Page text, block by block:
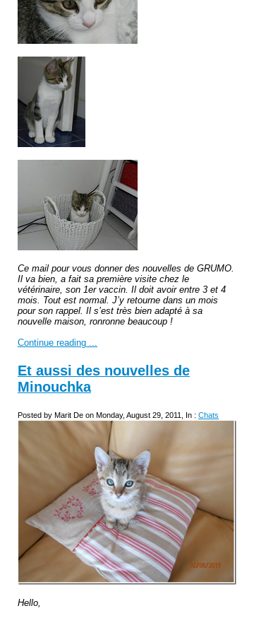
Ce mail pour vous donner des nouvelles de GRUMO.
Il va bien, a fait sa première visite chez le
vétérinaire, son 1er vaccin. Il doit avoir entre 3 et 4
mois. Tout est normal. J’y retourne dans un mois
pour son rappel. Il s’est très bien adapté à sa
nouvelle maison, ronronne beaucoup !
Continue reading ...
Et aussi des nouvelles de
Minouchka
Posted by Marit De on Monday, August 29, 2011, In : Chats
Hello,